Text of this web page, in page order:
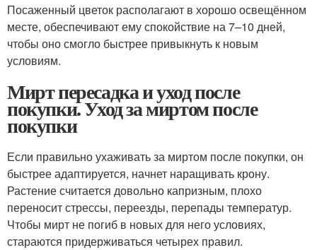
Посаженный цветок располагают в хорошо освещённом
месте, обеспечивают ему спокойствие на 7–10 дней,
чтобы оно смогло быстрее привыкнуть к новым
условиям.
Мирт пересадка и уход после
покупки. Уход за миртом после
покупки
Если правильно ухаживать за миртом после покупки, он
быстрее адаптируется, начнет наращивать крону.
Растение считается довольно капризным, плохо
переносит стрессы, переезды, перепады температур.
Чтобы мирт не погиб в новых для него условиях,
стараются придерживаться четырех правил.